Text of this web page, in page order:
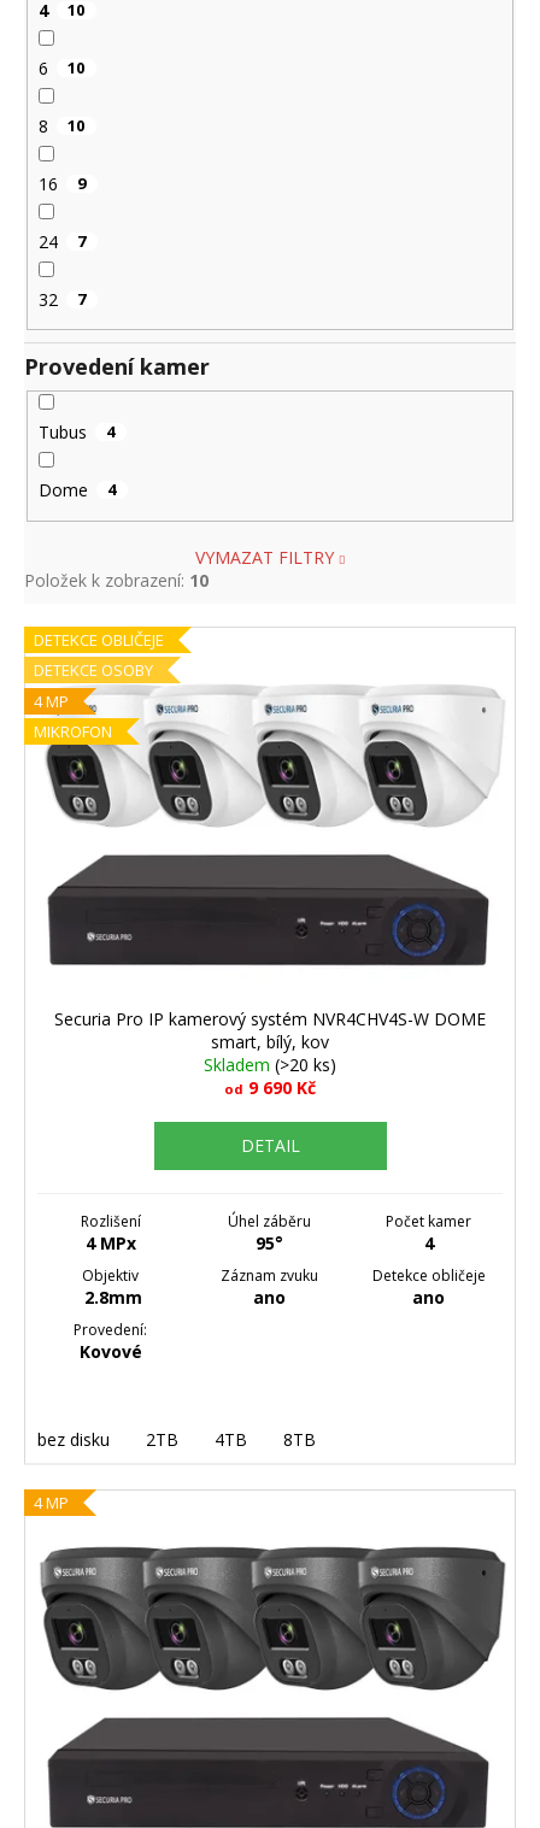
4 10
6 10
8 10
16 9
24 7
32 7
Provedení kamer
Tubus 4
Dome 4
VYMAZAT FILTRY
Položek k zobrazení: 10
V
ý
p
i
DETEKCE OBLIČEJE
DETEKCE OSOBY
4 MP
MIKROFON
Securia Pro IP kamerový systém NVR4CHV4S-W DOME
smart, bílý, kov
Skladem (>20 ks)
od 9 690 Kč
DETAIL
Rozlišení
4 MPx
Úhel záběru
95°
Počet kamer
4
Objektiv
2.8mm
Záznam zvuku
ano
Detekce obličeje
ano
Provedení:
Kovové
bez disku 2TB 4TB 8TB
4 MP